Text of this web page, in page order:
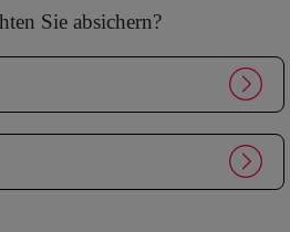
Sie absichern?